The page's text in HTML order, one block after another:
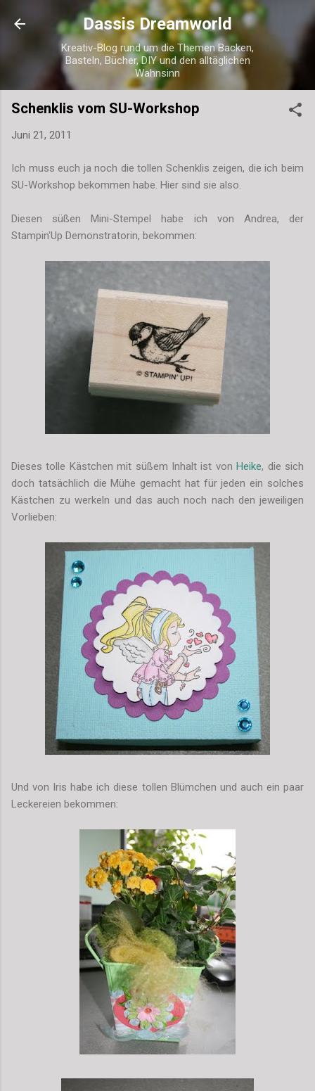
Direkt zum Hauptbereich
Dassis Dreamworld
Kreativ-Blog rund um die Themen Backen,
Basteln, Bücher, DIY und den alltäglichen
Wahnsinn
Schenklis vom SU-Workshop
Juni 21, 2011
Ich muss euch ja noch die tollen Schenklis zeigen, die ich beim
SU-Workshop bekommen habe. Hier sind sie also.
Diesen süßen Mini-Stempel habe ich von Andrea, der
Stampin'Up Demonstratorin, bekommen:
Dieses tolle Kästchen mit süßem Inhalt ist vonHeike, die sich
doch tatsächlich die Mühe gemacht hat für jeden ein solches
Kästchen zu werkeln und das auch noch nach den jeweiligen
Vorlieben:
Und von Iris habe ich diese tollen Blümchen und auch ein paar
Leckereien bekommen: